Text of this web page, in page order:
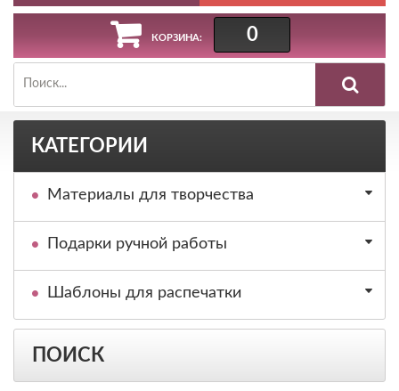
КОРЗИНА: 0
КАТЕГОРИИ
Материалы для творчества
Подарки ручной работы
Шаблоны для распечатки
ПОИСК